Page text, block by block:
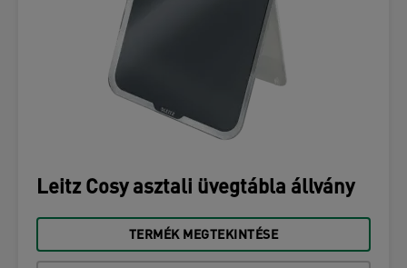
Leitz Cosy asztali üvegtábla állvány
TERMÉK MEGTEKINTÉSE